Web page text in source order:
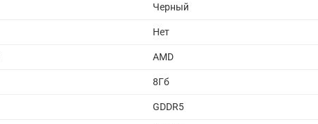
Черный
Нет
AMD
8Гб
GDDR5